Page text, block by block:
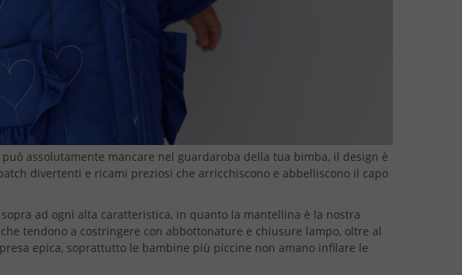
assolutamente mancare nel guardaroba della tua bimba, il design è
divertenti e ricami preziosi che arricchiscono e abbelliscono il capo
sopra ad ogni alta caratteristica, in quanto la mantellina è la nostra
tendono a costringere con abbottonature e chiusure lampo, oltre al
epica, soprattutto le bambine più piccine non amano infilare le